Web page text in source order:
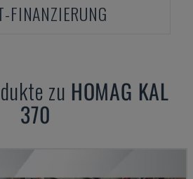
FINANZIERUNG
zu HOMAG KAL
370